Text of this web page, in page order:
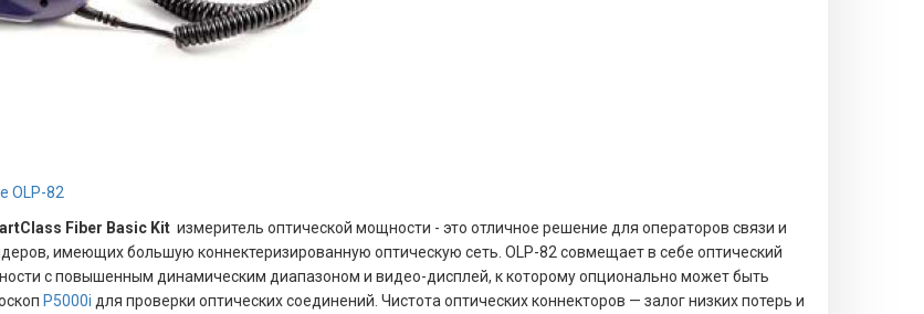
OLP-82
Fiber Basic Kitизмеритель оптической мощности - это отличное решение для операторов связи и
имеющих большую коннектеризированную оптическую сеть. OLP-82 совмещает в себе оптический
с повышенным динамическим диапазоном и видео-дисплей, к которому опционально может быть
P5000i для проверки оптических соединений. Чистота оптических коннекторов — залог низких потерь и